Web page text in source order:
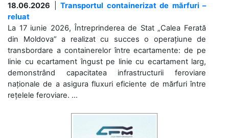
18.06.2026
Transportul containerizat de mărfuri –
reluat
La 17 iunie 2026, Întreprinderea de Stat „Calea Ferată
din Moldova” a realizat cu succes o operațiune de
transbordare a containerelor între ecartamente: de pe
linie cu ecartament îngust pe linie cu ecartament larg,
demonstrând capacitatea infrastructurii feroviare
naționale de a asigura fluxuri eficiente de mărfuri între
rețelele feroviare. ...